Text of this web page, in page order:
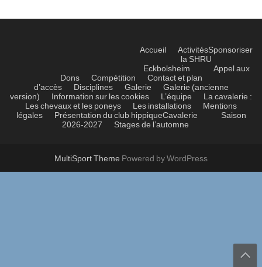
Accueil ActivitésSponsoriser
la SHRU
Eckbolsheim
Appel aux
Dons
Compétition
Contact et plan
d’accès
Disciplines Galerie
Galerie (ancienne
version)
Information sur les cookies L’équipe
La cavalerie :
Les chevaux et les poneys
Les installations
Mentions
légales
Présentation du club hippiqueCavalerie
Saison
2026-2027
Stages de l’automne
MultiSport Theme Powered by WordPress